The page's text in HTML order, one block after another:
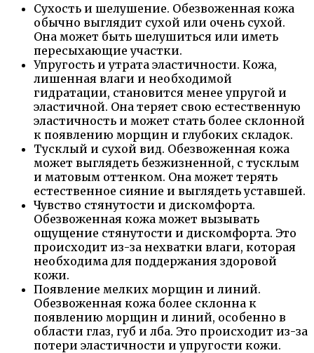
Сухость и шелушение. Обезвоженная кожа
обычно выглядит сухой или очень сухой.
Она может быть шелушиться или иметь
пересыхающие участки.
Упругость и утрата эластичности. Кожа,
лишенная влаги и необходимой
гидратации, становится менее упругой и
эластичной. Она теряет свою естественную
эластичность и может стать более склонной
к появлению морщин и глубоких складок.
Тусклый и сухой вид. Обезвоженная кожа
может выглядеть безжизненной, с тусклым
и матовым оттенком. Она может терять
естественное сияние и выглядеть уставшей.
Чувство стянутости и дискомфорта.
Обезвоженная кожа может вызывать
ощущение стянутости и дискомфорта. Это
происходит из-за нехватки влаги, которая
необходима для поддержания здоровой
кожи.
Появление мелких морщин и линий.
Обезвоженная кожа более склонна к
появлению морщин и линий, особенно в
области глаз, губ и лба. Это происходит из-за
потери эластичности и упругости кожи.